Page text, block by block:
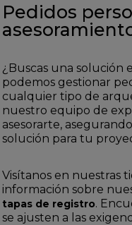
Pedidos
¿Buscas una solución
podemos gestionar
cualquier tipo de
nuestro equipo de
asesorarte,
solución para tu
Visítanos en nuestras
información sobre
tapas de registro.
se ajusten a las